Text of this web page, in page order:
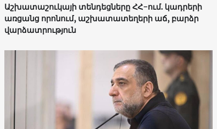
Աշխատաշուկայի տենդեցները ՀՀ-ում. կադրերի
առցանց որոնում, աշխատատեղերի աճ, բարձր
վարձատրություն